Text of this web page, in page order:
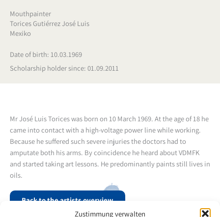
Zustimmung verwalten
Mouthpainter
Torices Gutiérrez José Luis
Mexiko
Date of birth: 10.03.1969
Scholarship holder since: 01.09.2011
Mr José Luis Torices was born on 10 March 1969. At the age of 18 he
came into contact with a high-voltage power line while working.
Because he suffered such severe injuries the doctors had to
amputate both his arms. By coincidence he heard about VDMFK
and started taking art lessons. He predominantly paints still lives in
oils.
Back to the artists overview